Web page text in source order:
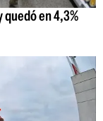
quedó en 4,3%